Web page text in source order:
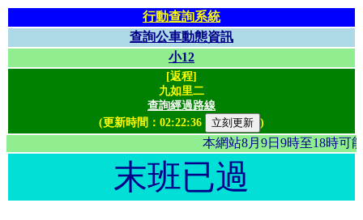
行動查詢系統
查詢公車動態資訊
小12
[返程]
九如里二
查詢經過路線
(更新時間： 02:22:36 )
本網站8月9日9時至18
末班已過